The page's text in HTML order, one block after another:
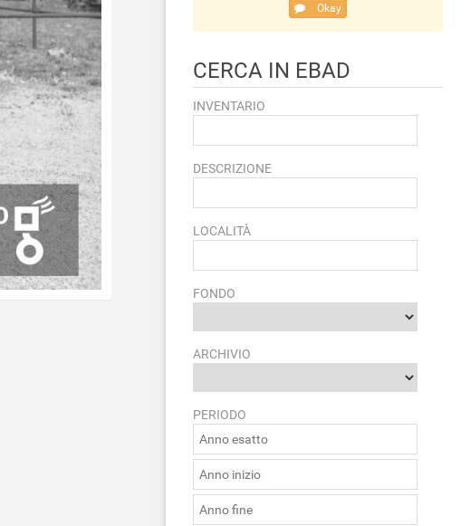
Okay
CERCA IN EBAD
INVENTARIO
DESCRIZIONE
LOCALITÀ
FONDO
ARCHIVIO
PERIODO